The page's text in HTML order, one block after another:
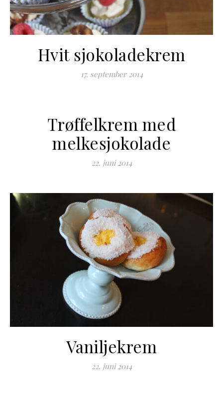
Hvit sjokoladekrem
17. september 2014
Trøffelkrem med
melkesjokolade
22. juni 2014
Vaniljekrem
22. juni 2014